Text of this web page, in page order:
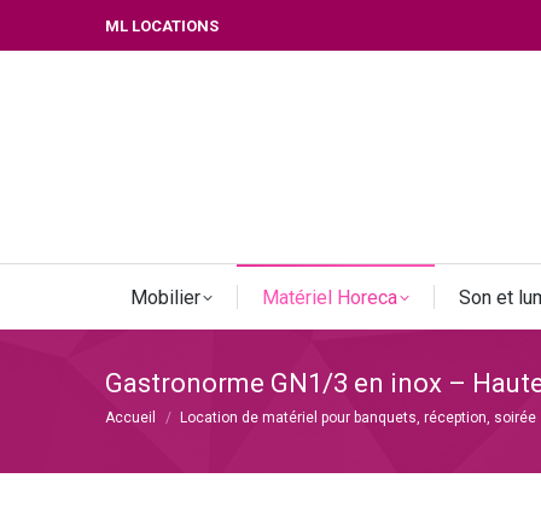
ML LOCATIONS
Mobilier Matériel Horeca Son et
Gastronorme GN1/3 en inox –
Vous êtes ici :
Accueil Location de matériel pour banquets, réception, soirée